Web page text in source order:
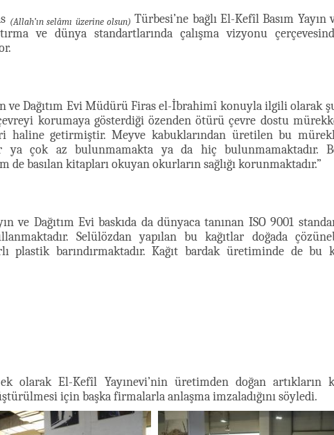
(Allah’ın selâmı üzerine olsun) Türbesi’ne bağlı El-Kefîl Basım Yayın
ve dünya standartlarında çalışma vizyonu
ve Dağıtım Evi Müdürü Firas el-İbrahimî konuyla ilgili olarak
korumaya gösterdiği özenden ötürü çevre dostu
haline getirmiştir. Meyve kabuklarından üretilen bu
ya çok az bulunmamakta ya da hiç bulunmamaktadır.
de basılan kitapları okuyan okurların sağlığı korunmaktadır.”
ve Dağıtım Evi baskıda da dünyaca tanınan ISO 9001
Selülözdan yapılan bu kağıtlar doğada
plastik barındırmaktadır. Kağıt bardak üretiminde de bu
olarak El-Kefîl Yayınevi’nin üretimden doğan artıkların
için başka firmalarla anlaşma imzaladığını söyledi.